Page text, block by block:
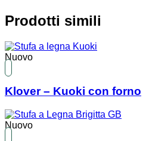
Prodotti simili
Nuovo
Klover – Kuoki con forno
Nuovo